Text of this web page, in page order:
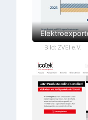
Bild: ZVEI e.V.